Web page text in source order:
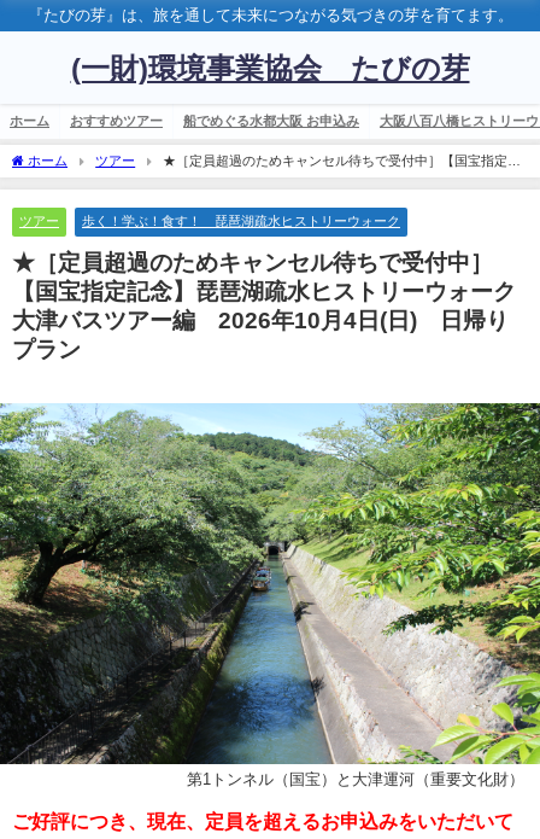
『たびの芽』は、旅を通して未来につながる気づきの芽を育てます。
(一財)環境事業協会 たびの芽
ホーム おすすめツアー 船でめぐる水都大阪 お申込み 大阪八百八橋ヒストリー
ホーム ツアー
★［定員超過のためキャンセル待ちで受付中］【国宝指定記
念】琵琶湖疏水ヒストリーウォーク 大津バスツアー編 2026年10月4日(日) 日帰りプ
ツアー
歩く！学ぶ！食す！ 琵琶湖疏水ヒストリーウォーク
★［定員超過のためキャンセル待ちで受付中］
【国宝指定記念】琵琶湖疏水ヒストリーウォーク
大津バスツアー編 2026年10月4日(日) 日帰り
プラン
第1トンネル（国宝）と大津運河（重要文化財）
ご好評につき、現在、定員を超えるお申込みをいただいて